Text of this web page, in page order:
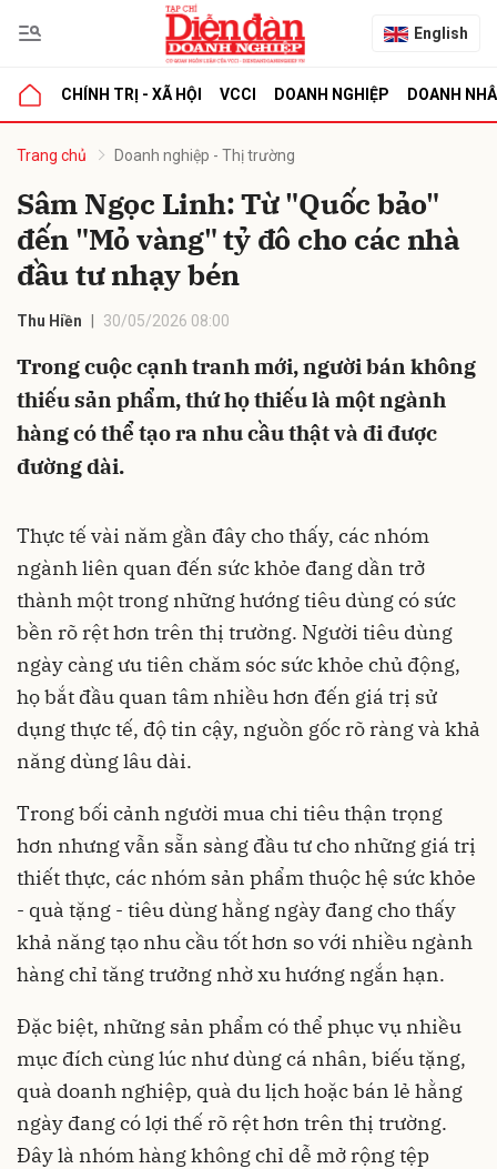
English
CHÍNH TRỊ - XÃ HỘI VCCI DOANH NGHIỆP DOANH
Trang chủ Doanh nghiệp - Thị trường
Sâm Ngọc Linh: Từ "Quốc bảo"
đến "Mỏ vàng" tỷ đô cho các nhà
đầu tư nhạy bén
Thu Hiền 30/05/2026 08:00
Trong cuộc cạnh tranh mới, người bán không
thiếu sản phẩm, thứ họ thiếu là một ngành
hàng có thể tạo ra nhu cầu thật và đi được
đường dài.
Thực tế vài năm gần đây cho thấy, các nhóm
ngành liên quan đến sức khỏe đang dần trở
thành một trong những hướng tiêu dùng có sức
bền rõ rệt hơn trên thị trường. Người tiêu dùng
ngày càng ưu tiên chăm sóc sức khỏe chủ động,
họ bắt đầu quan tâm nhiều hơn đến giá trị sử
dụng thực tế, độ tin cậy, nguồn gốc rõ ràng và khả
năng dùng lâu dài.
Trong bối cảnh người mua chi tiêu thận trọng
hơn nhưng vẫn sẵn sàng đầu tư cho những giá trị
thiết thực, các nhóm sản phẩm thuộc hệ sức khỏe
- quà tặng - tiêu dùng hằng ngày đang cho thấy
khả năng tạo nhu cầu tốt hơn so với nhiều ngành
hàng chỉ tăng trưởng nhờ xu hướng ngắn hạn.
Đặc biệt, những sản phẩm có thể phục vụ nhiều
mục đích cùng lúc như dùng cá nhân, biếu tặng,
quà doanh nghiệp, quà du lịch hoặc bán lẻ hằng
ngày đang có lợi thế rõ rệt hơn trên thị trường.
Đây là nhóm hàng không chỉ dễ mở rộng tệp
luận
Hủy